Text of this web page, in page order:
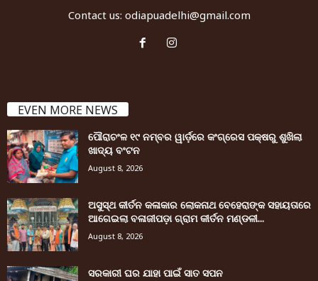
Contact us: odiapuadelhi@gmail.com
EVEN MORE NEWS
ପୌରାଚଂଳ ୧୯ ନମ୍ବର ୱାର୍ଡ଼ରେ କଂଗ୍ରେସ ପକ୍ଷରୁ ଶୁଖିଲା
ଖାଦ୍ୟ ବଂଟନ
August 8, 2026
ଅସୁସ୍ଥ କୀର୍ତନ କଳାକାର ଲୋକନାଥ ବେହେରାଙ୍କ ସହାୟତାରେ
ଆଗେଇଲା ବଳାଜୀପଡ଼ା ଗ୍ରାମ କୀର୍ତନ ମଣ୍ଡଳୀ...
August 8, 2026
ସରକାରୀ ଘର ଯାହା ପାଇଁ ସାତ ସପନ